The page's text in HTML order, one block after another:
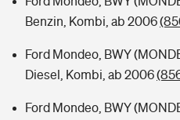
Benzin, Kombi, ab 2006
Ford Mondeo, BWY
Diesel, Kombi, ab 2006
Ford Mondeo, BWY